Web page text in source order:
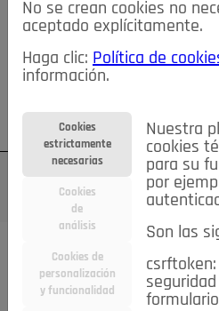
NOTICIAS SERVICIOS DE
TABLÓN DE ANUNCIOS MIS
NOSOTROS
Su cuenta Regístrese
Todas las noticias..
#TePrestoMisOjos Caridad
Economía
No se crean cookies no
aceptado explícitamente.
Haga clic: Política de
información.
Cookies
estrictamente
necesarias
Cookies
de
análisis
Cookies de
personalización
y funcionalidad
Nuestra
cookies
para su
por
Son las